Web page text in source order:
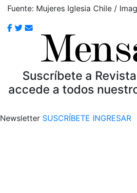
Fuente: Mujeres Iglesia Chile /
Suscríbete a
accede a todos
Newsletter SUSCRÍBETE INGRESAR